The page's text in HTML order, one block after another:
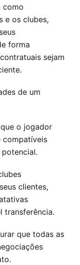
como
e os clubes,
forma
sejam
de um
o jogador
compatíveis
clientes,
transferência.
que todas as